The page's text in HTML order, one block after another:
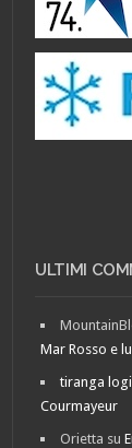
ULTIMI
Mar Rosso e
tiranga
Courmayeur
Orietta su